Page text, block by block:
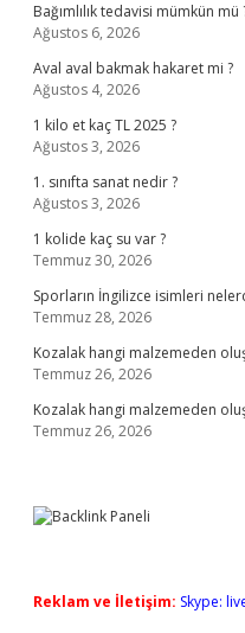
Bağımlılık tedavisi mümkün mü
Ağustos 6, 2026
Aval aval bakmak hakaret mi ?
Ağustos 4, 2026
1 kilo et kaç TL 2025 ?
Ağustos 3, 2026
1. sınıfta sanat nedir ?
Ağustos 3, 2026
1 kolide kaç su var ?
Temmuz 30, 2026
Sporların İngilizce isimleri
Temmuz 28, 2026
Kozalak hangi malzemeden
Temmuz 26, 2026
Kozalak hangi malzemeden
Temmuz 26, 2026
Reklam ve İletişim: Skype: